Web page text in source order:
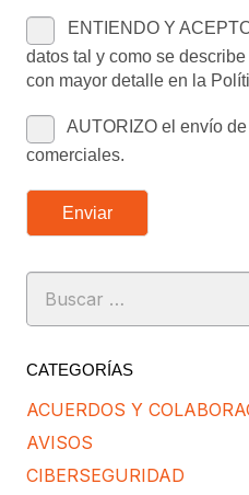
ENTIENDO Y
datos tal y como se
con mayor detalle en la
AUTORIZO el envío
comerciales.
Enviar
Buscar:
CATEGORÍAS
ACUERDOS Y
AVISOS
CIBERSEGURIDAD